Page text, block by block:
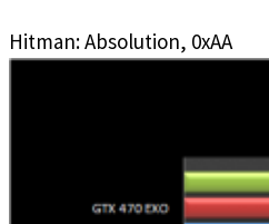
Hitman: Absolution, 0xAA